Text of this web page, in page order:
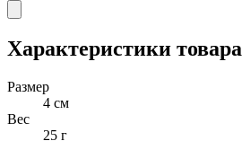
Характеристики товара
Размер
4 см
Вес
25 г